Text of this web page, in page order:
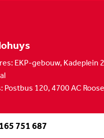
EKP-gebouw, Kadeplein
Postbus 120, 4700 AC
751 687